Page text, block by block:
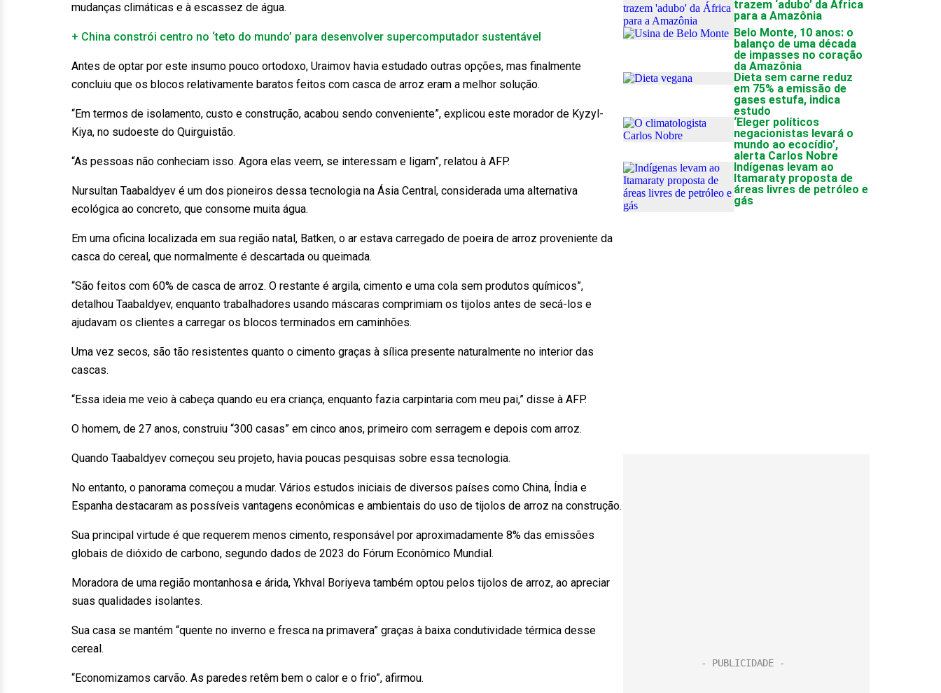
mudanças climáticas e à escassez de água.
+ China constrói centro no ‘teto do mundo’ para desenvolver supercomputador sustentável
Antes de optar por este insumo pouco ortodoxo, Uraimov havia estudado outras opções, mas finalmente
concluiu que os blocos relativamente baratos feitos com casca de arroz eram a melhor solução.
“Em termos de isolamento, custo e construção, acabou sendo conveniente”, explicou este morador de Kyzyl-
Kiya, no sudoeste do Quirguistão.
“As pessoas não conheciam isso. Agora elas veem, se interessam e ligam”, relatou à AFP.
Nursultan Taabaldyev é um dos pioneiros dessa tecnologia na Ásia Central, considerada uma alternativa
ecológica ao concreto, que consome muita água.
Em uma oficina localizada em sua região natal, Batken, o ar estava carregado de poeira de arroz proveniente da
casca do cereal, que normalmente é descartada ou queimada.
“São feitos com 60% de casca de arroz. O restante é argila, cimento e uma cola sem produtos químicos”,
detalhou Taabaldyev, enquanto trabalhadores usando máscaras comprimiam os tijolos antes de secá-los e
ajudavam os clientes a carregar os blocos terminados em caminhões.
Uma vez secos, são tão resistentes quanto o cimento graças à sílica presente naturalmente no interior das
cascas.
“Essa ideia me veio à cabeça quando eu era criança, enquanto fazia carpintaria com meu pai,” disse à AFP.
O homem, de 27 anos, construiu “300 casas” em cinco anos, primeiro com serragem e depois com arroz.
Quando Taabaldyev começou seu projeto, havia poucas pesquisas sobre essa tecnologia.
No entanto, o panorama começou a mudar. Vários estudos iniciais de diversos países como China, Índia e
Espanha destacaram as possíveis vantagens econômicas e ambientais do uso de tijolos de arroz na construção.
Sua principal virtude é que requerem menos cimento, responsável por aproximadamente 8% das emissões
globais de dióxido de carbono, segundo dados de 2023 do Fórum Econômico Mundial.
Moradora de uma região montanhosa e árida, Ykhval Boriyeva também optou pelos tijolos de arroz, ao apreciar
suas qualidades isolantes.
Sua casa se mantém “quente no inverno e fresca na primavera” graças à baixa condutividade térmica desse
cereal.
“Economizamos carvão. As paredes retêm bem o calor e o frio”, afirmou.